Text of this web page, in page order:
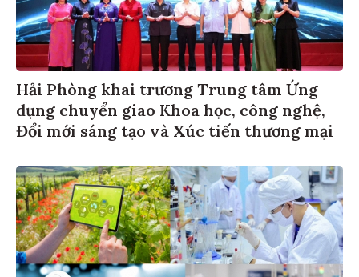
Hải Phòng khai trương Trung tâm Ứng
dụng chuyển giao Khoa học, công nghệ,
Đổi mới sáng tạo và Xúc tiến thương mại